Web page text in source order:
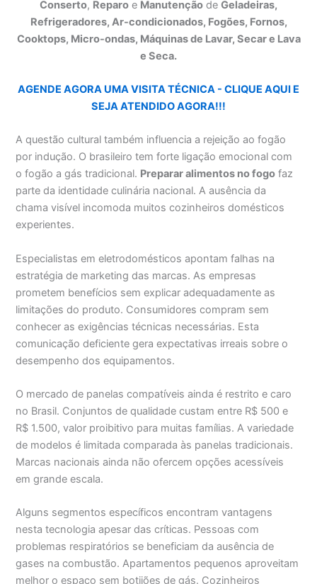
Conserto, Reparo e Manutenção de Geladeiras,
Refrigeradores, Ar-condicionados, Fogões, Fornos,
Cooktops, Micro-ondas, Máquinas de Lavar, Secar e Lava
e Seca.
AGENDE AGORA UMA VISITA TÉCNICA - CLIQUE AQUI E
SEJA ATENDIDO AGORA!!!
A questão cultural também influencia a rejeição ao fogão
por indução. O brasileiro tem forte ligação emocional com
o fogão a gás tradicional. Preparar alimentos no fogo faz
parte da identidade culinária nacional. A ausência da
chama visível incomoda muitos cozinheiros domésticos
experientes.
Especialistas em eletrodomésticos apontam falhas na
estratégia de marketing das marcas. As empresas
prometem benefícios sem explicar adequadamente as
limitações do produto. Consumidores compram sem
conhecer as exigências técnicas necessárias. Esta
comunicação deficiente gera expectativas irreais sobre o
desempenho dos equipamentos.
O mercado de panelas compatíveis ainda é restrito e caro
no Brasil. Conjuntos de qualidade custam entre R$ 500 e
R$ 1.500, valor proibitivo para muitas famílias. A variedade
de modelos é limitada comparada às panelas tradicionais.
Marcas nacionais ainda não ofercem opções acessíveis
em grande escala.
Alguns segmentos específicos encontram vantagens
nesta tecnologia apesar das críticas. Pessoas com
problemas respiratórios se beneficiam da ausência de
gases na combustão. Apartamentos pequenos aproveitam
melhor o espaço sem botijões de gás. Cozinheiros